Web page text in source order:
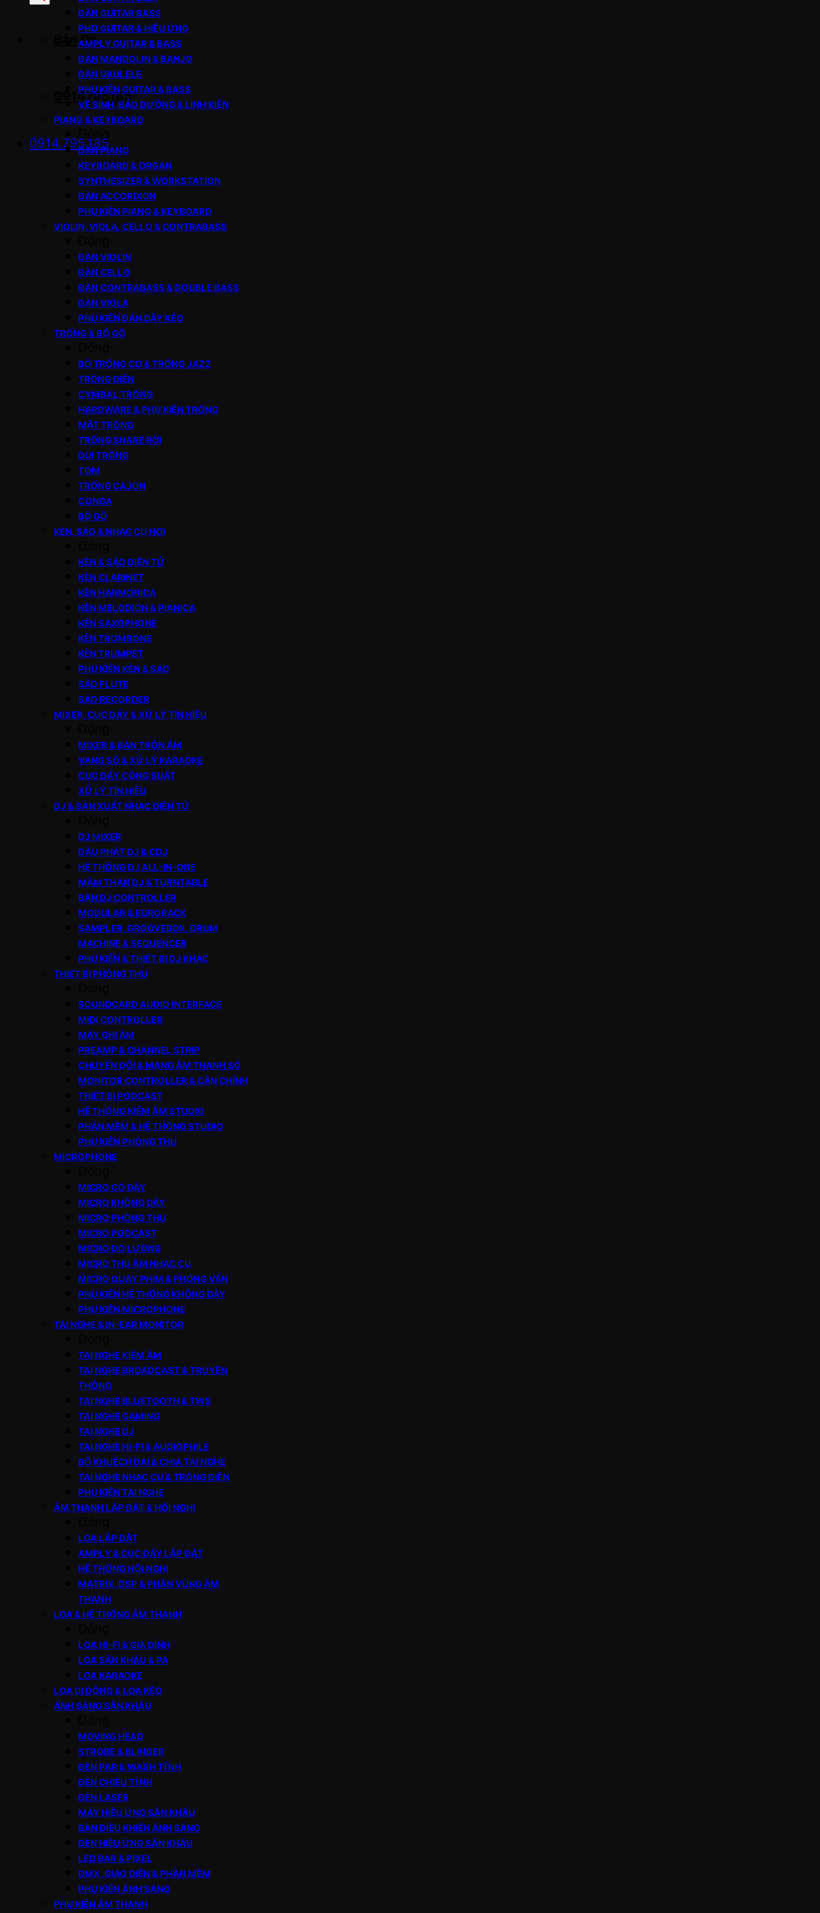
Bản Đồ
0914795185
0914.795.185
ĐÀN GUITAR BASS
PHƠ GUITAR & HIỆU ỨNG
AMPLY GUITAR & BASS
ĐÀN MANDOLIN & BANJO
ĐÀN UKULELE
PHỤ KIỆN GUITAR & BASS
VỆ SINH, BẢO DƯỠNG & LINH KIỆN
PIANO & KEYBOARD
ĐÀN PIANO
KEYBOARD & ORGAN
SYNTHESIZER & WORKSTATION
ĐÀN ACCORDION
PHỤ KIỆN PIANO & KEYBOARD
VIOLIN, VIOLA, CELLO & CONTRABASS
ĐÀN VIOLIN
ĐÀN CELLO
ĐÀN CONTRABASS & DOUBLE BASS
ĐÀN VIOLA
PHỤ KIỆN ĐÀN DÂY KÉO
TRỐNG & BỘ GÕ
BỘ TRỐNG CƠ & TRỐNG JAZZ
TRỐNG ĐIỆN
CYMBAL TRỐNG
HARDWARE & PHỤ KIỆN TRỐNG
MẶT TRỐNG
TRỐNG SNARE RỜI
DÙI TRỐNG
TOM
TRỐNG CAJON
CONGA
BỘ GÕ
KÈN, SÁO & NHẠC CỤ HƠI
KÈN & SÁO ĐIỆN TỬ
KÈN CLARINET
KÈN HARMONICA
KÈN MELODION & PIANICA
KÈN SAXOPHONE
KÈN TROMBONE
KÈN TRUMPET
PHỤ KIỆN KÈN & SÁO
SÁO FLUTE
SÁO RECORDER
MIXER, CỤC ĐẨY & XỬ LÝ TÍN HIỆU
MIXER & BÀN TRỘN ÂM
VANG SỐ & XỬ LÝ KARAOKE
CỤC ĐẨY CÔNG SUẤT
XỬ LÝ TÍN HIỆU
DJ & SẢN XUẤT NHẠC ĐIỆN TỬ
DJ MIXER
ĐẦU PHÁT DJ & CDJ
HỆ THỐNG DJ ALL-IN-ONE
MÂM THAN DJ & TURNTABLE
BÀN DJ CONTROLLER
MODULAR & EURORACK
SAMPLER, GROOVEBOX, DRUM
MACHINE & SEQUENCER
PHỤ KIỆN & THIẾT BỊ DJ KHÁC
THIẾT BỊ PHÒNG THU
SOUNDCARD AUDIO INTERFACE
MIDI CONTROLLER
MÁY GHI ÂM
PREAMP & CHANNEL STRIP
CHUYỂN ĐỔI & MẠNG ÂM THANH SỐ
MONITOR CONTROLLER & CÂN CHỈNH
THIẾT BỊ PODCAST
HỆ THỐNG KIỂM ÂM STUDIO
PHẦN MỀM & HỆ THỐNG STUDIO
PHỤ KIỆN PHÒNG THU
MICROPHONE
MICRO CÓ DÂY
MICRO KHÔNG DÂY
MICRO PHÒNG THU
MICRO PODCAST
MICRO ĐO LƯỜNG
MICRO THU ÂM NHẠC CỤ
MICRO QUAY PHIM & PHỎNG VẤN
PHỤ KIỆN HỆ THỐNG KHÔNG DÂY
PHỤ KIỆN MICROPHONE
TAI NGHE & IN-EAR MONITOR
TAI NGHE KIỂM ÂM
TAI NGHE BROADCAST & TRUYỀN
THÔNG
TAI NGHE BLUETOOTH & TWS
TAI NGHE GAMING
TAI NGHE DJ
TAI NGHE HI-FI & AUDIOPHILE
BỘ KHUẾCH ĐẠI & CHIA TAI NGHE
TAI NGHE NHẠC CỤ & TRỐNG ĐIỆN
PHỤ KIỆN TAI NGHE
ÂM THANH LẮP ĐẶT & HỘI NGHỊ
LOA LẮP ĐẶT
AMPLY & CỤC ĐẨY LẮP ĐẶT
HỆ THỐNG HỘI NGHỊ
MATRIX, DSP & PHÂN VÙNG ÂM
THANH
LOA & HỆ THỐNG ÂM THANH
LOA HI-FI & GIA ĐÌNH
LOA SÂN KHẤU & PA
LOA KARAOKE
LOA DI ĐỘNG & LOA KÉO
ÁNH SÁNG SÂN KHẤU
MOVING HEAD
STROBE & BLINDER
ĐÈN PAR & WASH TĨNH
ĐÈN CHIẾU TĨNH
ĐÈN LASER
MÁY HIỆU ỨNG SÂN KHẤU
BÀN ĐIỀU KHIỂN ÁNH SÁNG
ĐÈN HIỆU ỨNG SÂN KHẤU
LED BAR & PIXEL
DMX, GIAO DIỆN & PHẦN MỀM
PHỤ KIỆN ÁNH SÁNG
PHỤ KIỆN ÂM THANH